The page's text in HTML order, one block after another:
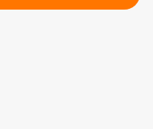
articles Cepag et Ocde >